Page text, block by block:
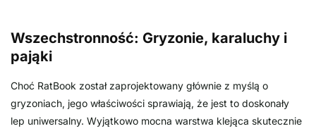
Wszechstronność: Gryzonie, karaluchy i
pająki
Choć RatBook został zaprojektowany głównie z myślą o
gryzoniach, jego właściwości sprawiają, że jest to doskonały
lep uniwersalny. Wyjątkowo mocna warstwa klejąca skutecznie